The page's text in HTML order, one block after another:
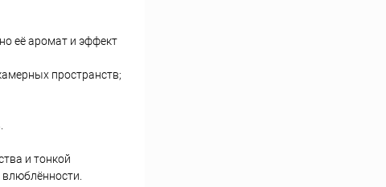
её аромат и эффект
пространств;
и тонкой